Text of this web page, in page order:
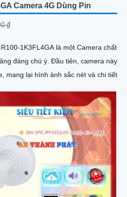
Camera 4G Dùng Pin
₫
1K3FL4GA là một Camera chất
Đầu tiên, camera này
mang lại hình ảnh sắc nét và chi tiết